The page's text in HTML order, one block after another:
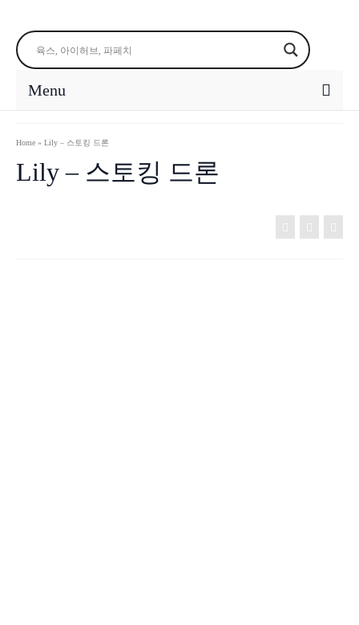
Menu
Home » Lily – 스토킹 드론
Lily – 스토킹 드론